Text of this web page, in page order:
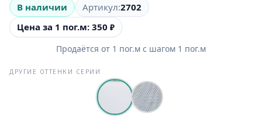
В наличии Артикул:2702
Цена за 1 пог.м: 350 ₽
Продаётся от 1 пог.м с шагом 1 пог.м
ДРУГИЕ ОТТЕНКИ СЕРИИ